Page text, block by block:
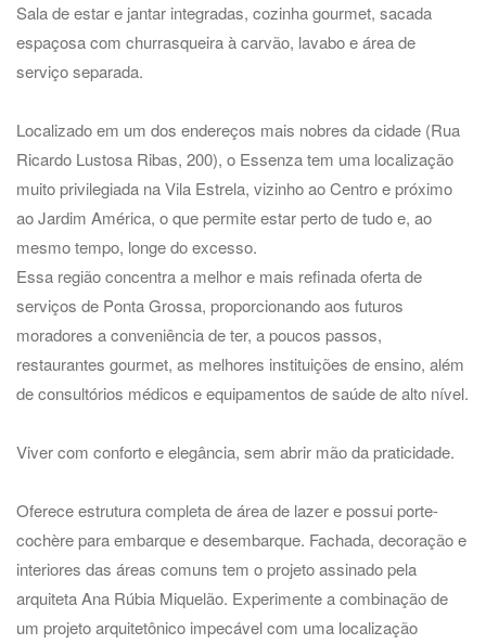
Sala de estar e jantar integradas, cozinha gourmet, sacada
espaçosa com churrasqueira à carvão, lavabo e área de
serviço separada.
Localizado em um dos endereços mais nobres da cidade (Rua
Ricardo Lustosa Ribas, 200), o Essenza tem uma localização
muito privilegiada na Vila Estrela, vizinho ao Centro e próximo
ao Jardim América, o que permite estar perto de tudo e, ao
mesmo tempo, longe do excesso.
Essa região concentra a melhor e mais refinada oferta de
serviços de Ponta Grossa, proporcionando aos futuros
moradores a conveniência de ter, a poucos passos,
restaurantes gourmet, as melhores instituições de ensino, além
de consultórios médicos e equipamentos de saúde de alto nível.
Viver com conforto e elegância, sem abrir mão da praticidade.
Oferece estrutura completa de área de lazer e possui porte-
cochère para embarque e desembarque. Fachada, decoração e
interiores das áreas comuns tem o projeto assinado pela
arquiteta Ana Rúbia Miquelão. Experimente a combinação de
um projeto arquitetônico impecável com uma localização